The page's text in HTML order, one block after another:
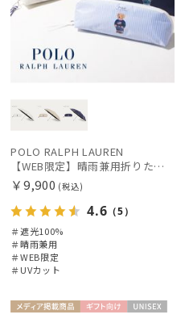
POLO RALPH LAUREN
【WEB限定】晴雨兼用折りたたみ日傘 ポロ ラルフ ローレン（POLO RALPH LAUREN）ワンポイントベア 遮光100 UV100
￥9,900 (税込)
4.6 （5）
＃遮光100%
＃晴雨兼用
＃WEB限定
＃UVカット